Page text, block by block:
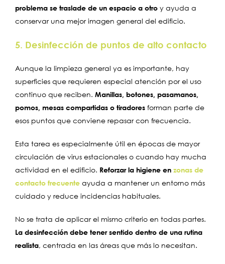
problema se traslade de un espacio a otro y ayuda a
conservar una mejor imagen general del edificio.
5. Desinfección de puntos de alto contacto
Aunque la limpieza general ya es importante, hay
superficies que requieren especial atención por el uso
continuo que reciben. Manillas, botones, pasamanos,
pomos, mesas compartidas o tiradores forman parte de
esos puntos que conviene repasar con frecuencia.
Esta tarea es especialmente útil en épocas de mayor
circulación de virus estacionales o cuando hay mucha
actividad en el edificio. Reforzar la higiene en zonas de
contacto frecuente ayuda a mantener un entorno más
cuidado y reduce incidencias habituales.
No se trata de aplicar el mismo criterio en todas partes.
La desinfección debe tener sentido dentro de una rutina
realista, centrada en las áreas que más lo necesitan.